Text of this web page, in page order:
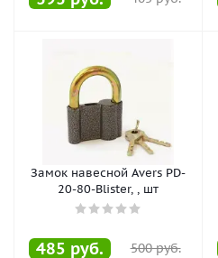
Замок навесной Avers PD-
20-80-Blister, , шт
485 руб. 500руб.